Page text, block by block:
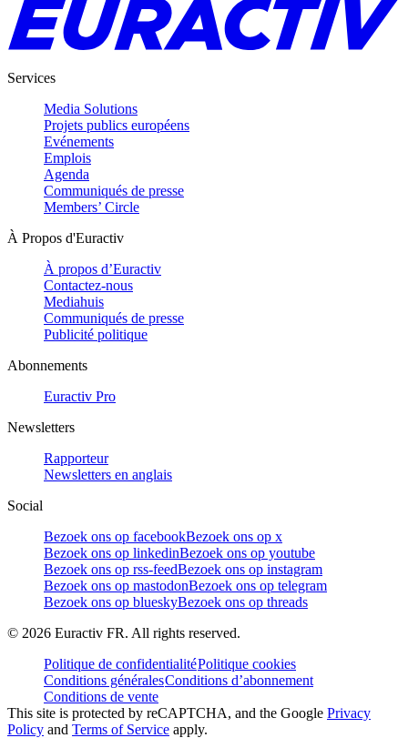
Services
Media Solutions
Projets publics européens
Evénements
Emplois
Agenda
Communiqués de presse
Members’ Circle
À Propos d'Euractiv
À propos d’Euractiv
Contactez-nous
Mediahuis
Communiqués de presse
Publicité politique
Abonnements
Euractiv Pro
Newsletters
Rapporteur
Newsletters en anglais
Social
Bezoek ons op facebookBezoek ons op x
Bezoek ons op linkedinBezoek ons op youtube
Bezoek ons op rss-feedBezoek ons op instagram
Bezoek ons op mastodonBezoek ons op telegram
Bezoek ons op blueskyBezoek ons op threads
© 2026 Euractiv FR. All rights reserved.
Politique de confidentialitéPolitique cookies
Conditions généralesConditions d’abonnement
Conditions de vente
This site is protected by reCAPTCHA, and the Google Privacy
Policy and Terms of Service apply.